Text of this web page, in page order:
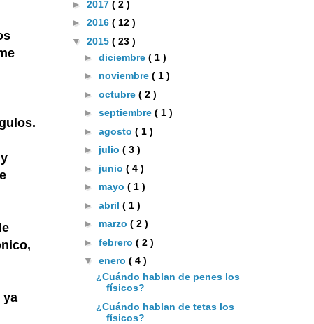
ya
► 2017 ( 2 )
► 2016 ( 12 )
▼ 2015 ( 23 )
► diciembre ( 1 )
► noviembre ( 1 )
► octubre ( 2 )
► septiembre ( 1 )
► agosto ( 1 )
► julio ( 3 )
► junio ( 4 )
► mayo ( 1 )
► abril ( 1 )
► marzo ( 2 )
► febrero ( 2 )
▼ enero ( 4 )
¿Cuándo hablan de penes los
físicos?
¿Cuándo hablan de tetas los
físicos?